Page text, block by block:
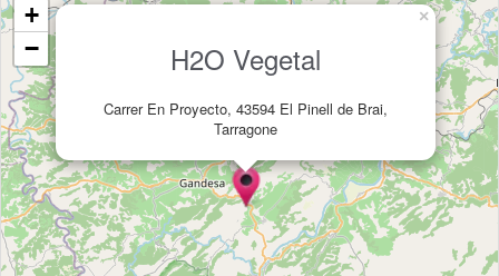
H2O Vegetal
Carrer En Proyecto, 43594 El Pinell de Brai,
Tarragone
×
+
−